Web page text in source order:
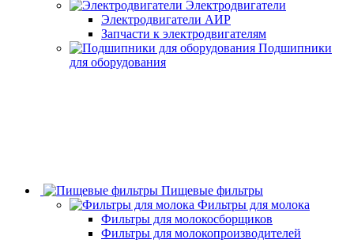
Электродвигатели
Электродвигатели АИР
Запчасти к электродвигателям
Подшипники
для оборудования
Пищевые фильтры
Фильтры для молока
Фильтры для молокосборщиков
Фильтры для молокопроизводителей